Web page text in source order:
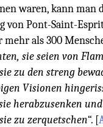
waren, kann man
von Pont-Saint-
mehr als 300
sie seien von
zu den streng
Visionen
herabzusenken
zu zerquetschen“. [